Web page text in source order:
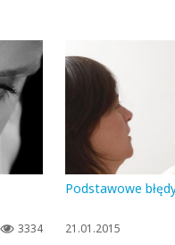
3334
Podstawowe
21.01.2015